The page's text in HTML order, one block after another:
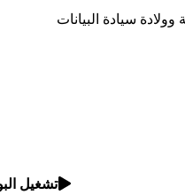
سيادة البيانات
تشغيل